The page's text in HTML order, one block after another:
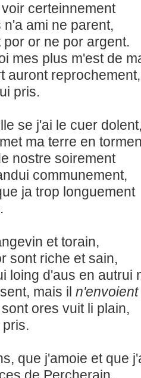
certeinnement
ami ne parent,
or ne por argent.
mes plus m'est de
auront reprochement,
pris.
se j'ai le cuer
ma terre en
nostre soirement
communement,
ja trop longuement
et torain,
sont riche et sain,
loing d'aus en autrui
mais il n'envoient
ores vuit li plain,
que j'amoie et que